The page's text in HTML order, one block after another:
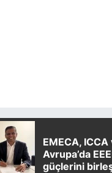
EMECA, ICCA
Avrupa’da
güçlerini